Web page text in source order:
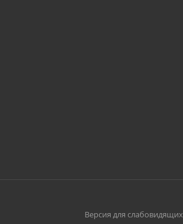
Версия для слабовидящих